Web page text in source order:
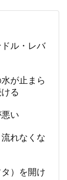
ル・レバ
が止まら
る
い
れなくな
）を開け